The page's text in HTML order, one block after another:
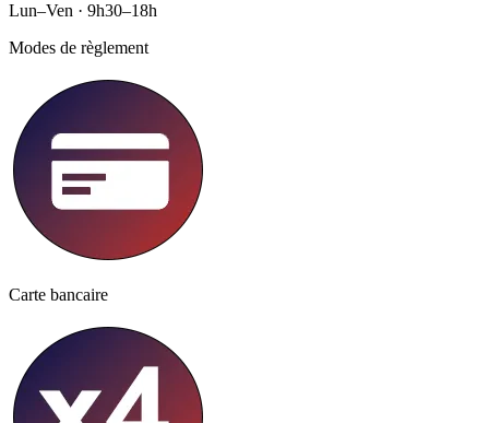
Lun–Ven · 9h30–18h
Modes de règlement
Carte bancaire